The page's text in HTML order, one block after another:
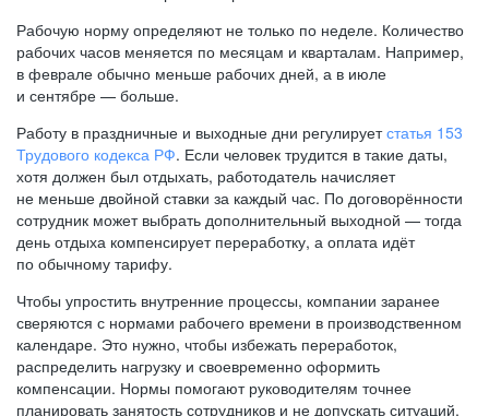
Рабочую норму определяют не только по неделе. Количество
рабочих часов меняется по месяцам и кварталам. Например,
в феврале обычно меньше рабочих дней, а в июле
и сентябре — больше.
Работу в праздничные и выходные дни регулируетстатья 153
Трудового кодекса РФ. Если человек трудится в такие даты,
хотя должен был отдыхать, работодатель начисляет
не меньше двойной ставки за каждый час. По договорённости
сотрудник может выбрать дополнительный выходной — тогда
день отдыха компенсирует переработку, а оплата идёт
по обычному тарифу.
Чтобы упростить внутренние процессы, компании заранее
сверяются с нормами рабочего времени в производственном
календаре. Это нужно, чтобы избежать переработок,
распределить нагрузку и своевременно оформить
компенсации. Нормы помогают руководителям точнее
планировать занятость сотрудников и не допускать ситуаций,